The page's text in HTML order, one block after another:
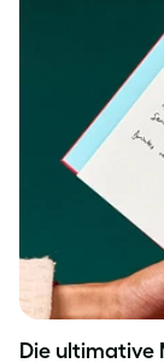
Die ultimative